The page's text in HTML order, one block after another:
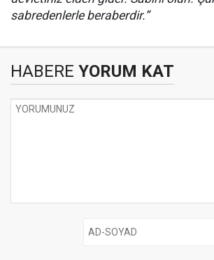
sabredenlerle beraberdir.”
HABERE YORUM KAT